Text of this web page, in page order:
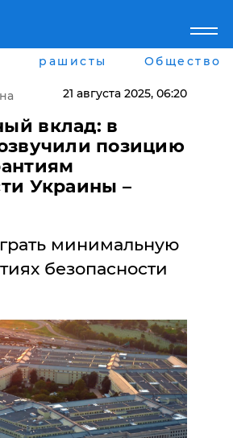
Города
Луганск
Харьков
Днепр
Львов
Одесса
и в
Лайф стайл
Здоровье
Помощь проекту
Стиль Диалога
Шоу-биз
Культура
рашисты Общество
21 августа 2025, 06:20
вклад: в
позицию
Украины –
минимальную
безопасности